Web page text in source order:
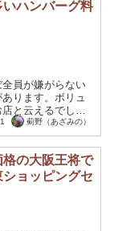
ハンバーグ料
員が嫌がらない
ります。ボリュ
と云えるでしょ
のハンバーグ...
薊野（あざみの）
格の大阪王将で
ョッピングセ